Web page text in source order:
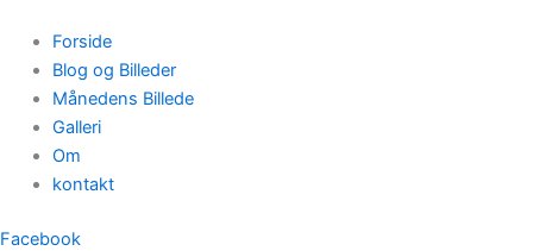
Forside
Blog og Billeder
Månedens Billede
Galleri
Om
kontakt
Facebook